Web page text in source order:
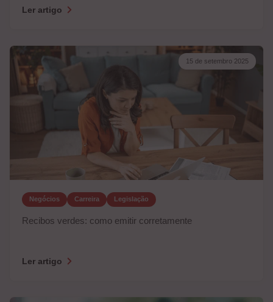
Ler artigo
15 de setembro 2025
Negócios Carreira Legislação
Recibos verdes: como emitir corretamente
Ler artigo